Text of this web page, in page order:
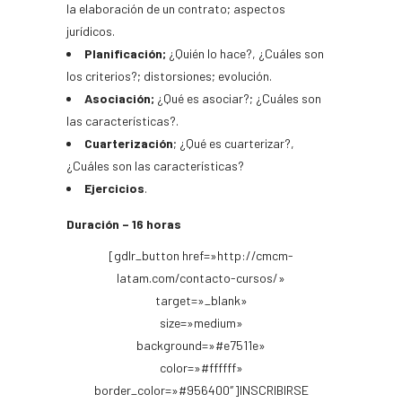
la elaboración de un contrato; aspectos
jurídicos.
Planificación; ¿Quién lo hace?, ¿Cuáles son
los criterios?; distorsiones; evolución.
Asociación; ¿Qué es asociar?; ¿Cuáles son
las características?.
Cuarterización; ¿Qué es cuarterizar?,
¿Cuáles son las características?
Ejercicios.
Duración – 16 horas
[gdlr_button href=»http://cmcm-
latam.com/contacto-cursos/»
target=»_blank»
size=»medium»
background=»#e7511e»
color=»#ffffff»
border_color=»#956400″]INSCRIBIRSE